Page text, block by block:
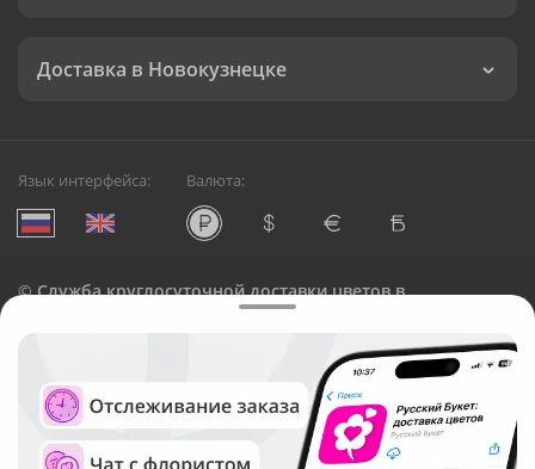
Доставка в Новокузнецке
Язык интерфейса: Валюта:
©Служба круглосуточной доставки цветов в
Русский Букет, 2026
Общество с ограниченной ответственностью «Технология»
ОГРН: 1195476081745, ИНН: 5410081997
Юридический адрес: г. Новосибирск, ул. Ипподромская,
д.42, оф. 3